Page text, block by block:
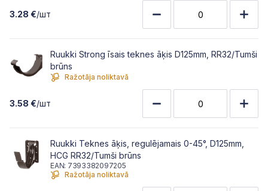
3.28 €/шт
Ruukki Strong īsais teknes āķis D125mm, RR32/Tumši
brūns
Ražotāja noliktavā
3.58 €/шт
Ruukki Teknes āķis, regulējamais 0-45°, D125mm,
HCG RR32/Tumši brūns
EAN: 7393382097205
Ražotāja noliktavā